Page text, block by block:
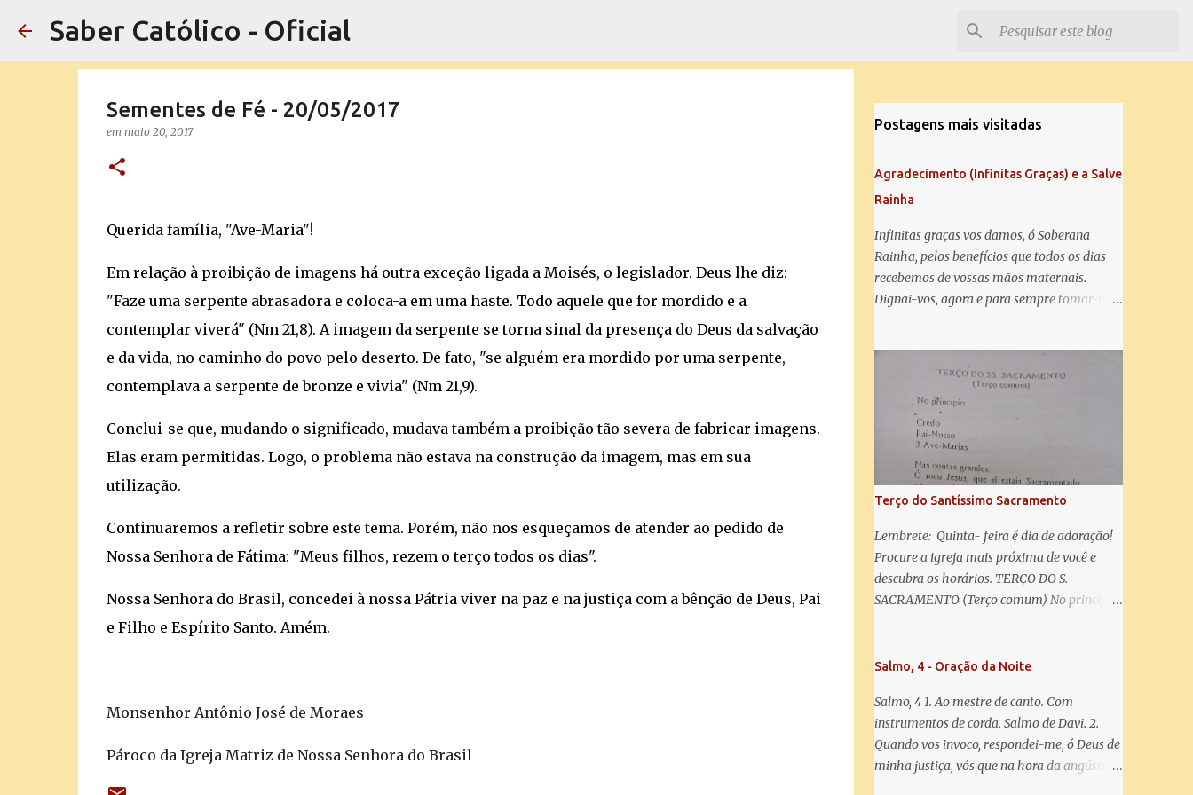
Saber Católico - Oficial
Sementes de Fé - 20/05/2017
em maio 20, 2017
Querida família, "Ave-Maria"!
Em relação à proibição de imagens há outra exceção ligada a Moisés, o legislador. Deus lhe diz:
"Faze uma serpente abrasadora e coloca-a em uma haste. Todo aquele que for mordido e a
contemplar viverá" (Nm 21,8). A imagem da serpente se torna sinal da presença do Deus da salvação
e da vida, no caminho do povo pelo deserto. De fato, "se alguém era mordido por uma serpente,
contemplava a serpente de bronze e vivia" (Nm 21,9).
Conclui-se que, mudando o significado, mudava também a proibição tão severa de fabricar imagens.
Elas eram permitidas. Logo, o problema não estava na construção da imagem, mas em sua
utilização.
Continuaremos a refletir sobre este tema. Porém, não nos esqueçamos de atender ao pedido de
Nossa Senhora de Fátima: "Meus filhos, rezem o terço todos os dias".
Nossa Senhora do Brasil, concedei à nossa Pátria viver na paz e na justiça com a bênção de Deus, Pai
e Filho e Espírito Santo. Amém.
Monsenhor Antônio José de Moraes
Pároco da Igreja Matriz de Nossa Senhora do Brasil
Postagens mais visitadas
Agradecimento (Infinitas Graças) e a Salve
Rainha
Infinitas graças vos damos, ó Soberana
Rainha, pelos benefícios que todos os dias
recebemos de vossas mãos maternais.
Dignai-vos, agora e para sempre tomar-nos
Salve Rainha: Salve Rainha , Mãe de
misericórdia, vida, doçura, esperança nossa,
salve! A vós bradamos os degredados filhos
de Eva, a vós suspiramos, gemendo e
chorando neste vale de lágrimas. Eia, pois,
Advogada nossa, estes vossos olhos
misericordiosos a nós volvei, e depois deste
desterro, mostrai-nos Jesus. Bendito é o
fruto do vosso ventre, ó clemente, ó piedosa,
ó doce e sempre Virgem Maria. Rogai por
nós Santa Mãe de Deus. Para que sejamos
dignos das promessas de Cristo. Amém.
Terço do Santíssimo Sacramento
Lembrete: Quinta- feira é dia de adoração!
Procure a igreja mais próxima de você e
descubra os horários. TERÇO DO S.
SACRAMENTO (Terço comum) No principio:
Sacramentado, não permitais que eu viva
coração ao Vosso e o Vosso ao meu, e, nem
sem Vós morra eu! Nas contas pequenas:
Sacramento de Amor! Misericórdia Senhor!
Glória ao Pai: Cristo pão da vida e remédio
Salmo, 4 - Oração da Noite
Salmo, 4 1. Ao mestre de canto. Com
instrumentos de corda. Salmo de Davi. 2.
Quando vos invoco, respondei-me, ó Deus de
minha justiça, vós que na hora da angústia